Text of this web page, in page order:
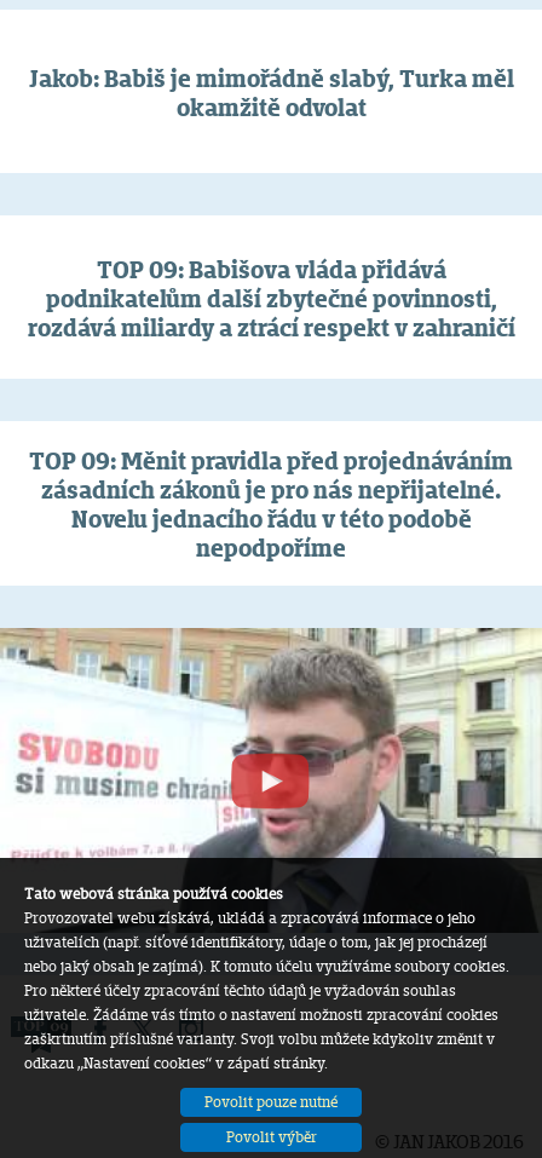
Jakob: Babiš je mimořádně slabý, Turka měl
okamžitě odvolat
TOP 09: Babišova vláda přidává
podnikatelům další zbytečné povinnosti,
rozdává miliardy a ztrácí respekt v zahraničí
TOP 09: Měnit pravidla před projednáváním
zásadních zákonů je pro nás nepřijatelné.
Novelu jednacího řádu v této podobě
nepodpoříme
© JAN JAKOB 2016
Tato webová stránka používá cookies
Provozovatel webu získává, ukládá a zpracovává informace o jeho
uživatelích (např. síťové identifikátory, údaje o tom, jak jej procházejí
nebo jaký obsah je zajímá). K tomuto účelu využíváme soubory cookies.
Pro některé účely zpracování těchto údajů je vyžadován souhlas
uživatele. Žádáme vás tímto o nastavení možnosti zpracování cookies
zaškrtnutím příslušné varianty. Svoji volbu můžete kdykoliv změnit v
odkazu „Nastavení cookies“ v zápatí stránky.
Povolit pouze nutné
Povolit výběr